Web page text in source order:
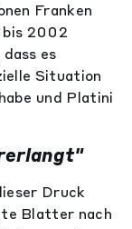
Franken
2002
es
Situation
und Platini
Druck
Blatter nach